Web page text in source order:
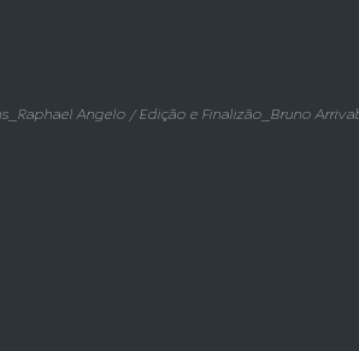
Angelo / Edição e Finalizão_Bruno